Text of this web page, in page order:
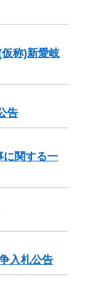
称)新愛岐
告
関する一
入札公告